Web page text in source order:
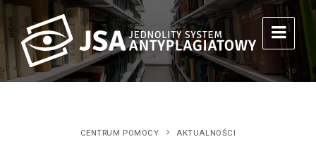
CENTRUM POMOCY AKTUALNOŚCI